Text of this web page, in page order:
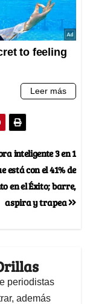
inteligente 3 en 1
está con el 41% de
en el Éxito; barre,
aspira y trapea
periodistas
además